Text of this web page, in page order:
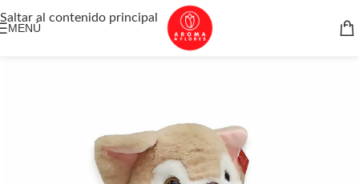
Saltar al contenido principal
MENÚ